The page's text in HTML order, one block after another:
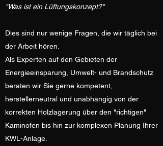
"Was ist ein Lüftungskonzept?"
Dies sind nur wenige Fragen, die wir täglich bei
der Arbeit hören.
Als Experten auf den Gebieten der
Energieeinsparung, Umwelt- und Brandschutz
beraten wir Sie gerne kompetent,
herstellerneutral und unabhängig von der
korrekten Holzlagerung über den "richtigen"
Kaminofen bis hin zur komplexen Planung Ihrer
KWL-Anlage.